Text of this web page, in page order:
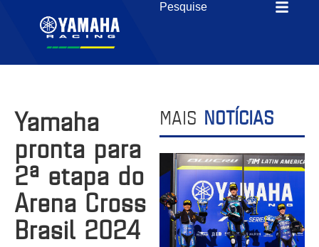
Yamaha
pronta para
2ª etapa do
Arena Cross
Brasil 2024
MAIS NOTÍCIAS